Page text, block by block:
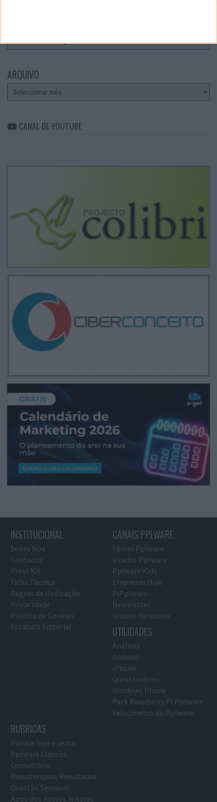
ARQUIVO
Arquivo
CANAL DE YOUTUBE
INSTITUCIONAL
Sobre Nós
Contacto
Press Kit
Ficha Técnica
Regras de Utilização
Privacidade
Política de Cookies
Estatuto Editorial
CANAIS PPLWARE
Fórum Pplware
Usados Pplware
Pplware Kids
Empresas Hoje
PiPplware
Newsletter
Grupos Facebook
UTILIDADES
Análises
Android
iPhone
Questionários
Windows Phone
Pack Raspberry Pi Pplware
Velocímetro do Pplware
RUBRICAS
Porque hoje é sexta
Pplware Classics…
Consultório
Passatempos/Resultados
Questão Semanal
Apps dos nossos leitores